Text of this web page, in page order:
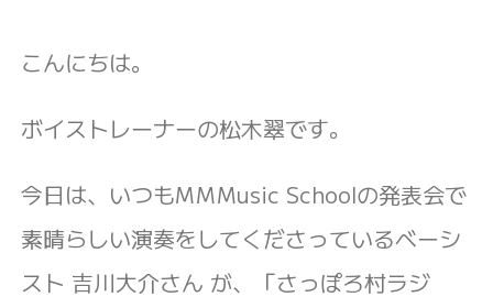
こんにちは。
ボイストレーナーの松木翠です。
今日は、いつもMMMusic Schoolの発表会で
素晴らしい演奏をしてくださっているベーシ
スト 吉川大介さん が、「さっぽろ村ラジ